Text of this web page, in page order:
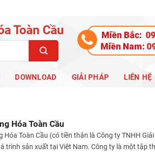
Toàn Cầu Miền Bắc:
Miền Nam:
DOWNLOAD GIẢI PHÁP LIÊN HỆ
Hóa Toàn Cầu
Toàn Cầu (có tiền thân là Công ty TNHH
trình sản xuất tại Việt Nam. Công ty là một tập